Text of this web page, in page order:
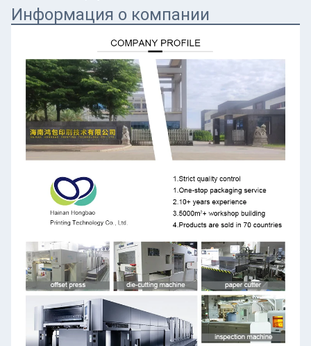
Информация о компании